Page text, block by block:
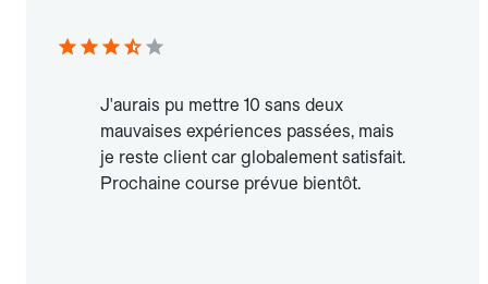
J'aurais pu mettre 10 sans deux
mauvaises expériences passées, mais
je reste client car globalement satisfait.
Prochaine course prévue bientôt.